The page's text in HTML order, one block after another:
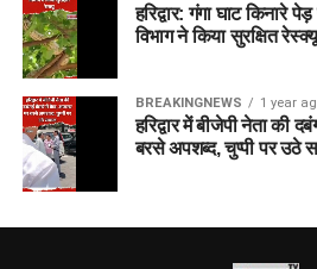
हरिद्वार: गंगा घाट किनारे
विभाग ने किया सुरक्षित रेस्क्यू
BREAKINGNEWS 1 year
हरिद्वार में बीजेपी नेता
बरसे अपशब्द, चुप्पी पर उठे